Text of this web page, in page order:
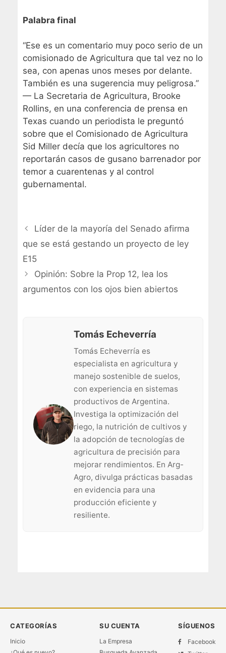
Palabra final
“Ese es un comentario muy poco serio de un
comisionado de Agricultura que tal vez no lo
sea, con apenas unos meses por delante.
También es una sugerencia muy peligrosa.”
— La Secretaria de Agricultura, Brooke
Rollins, en una conferencia de prensa en
Texas cuando un periodista le preguntó
sobre que el Comisionado de Agricultura
Sid Miller decía que los agricultores no
reportarán casos de gusano barrenador por
temor a cuarentenas y al control
gubernamental.
Líder de la mayoría del Senado afirma
que se está gestando un proyecto de ley
E15
Opinión: Sobre la Prop 12, lea los
argumentos con los ojos bien abiertos
Tomás Echeverría
Tomás Echeverría es
especialista en agricultura y
manejo sostenible de suelos,
con experiencia en sistemas
productivos de Argentina.
Investiga la optimización del
riego, la nutrición de cultivos y
la adopción de tecnologías de
agricultura de precisión para
mejorar rendimientos. En Arg-
Agro, divulga prácticas basadas
en evidencia para una
producción eficiente y
resiliente.
CATEGORÍAS
Inicio
SU CUENTA
La Empresa
SÍGUENOS
Facebook